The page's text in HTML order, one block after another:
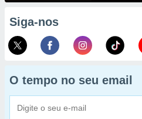
Siga-nos
O tempo no seu email